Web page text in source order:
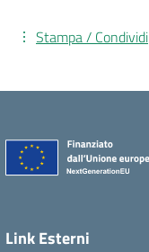
Stampa / Condividi
Link Esterni